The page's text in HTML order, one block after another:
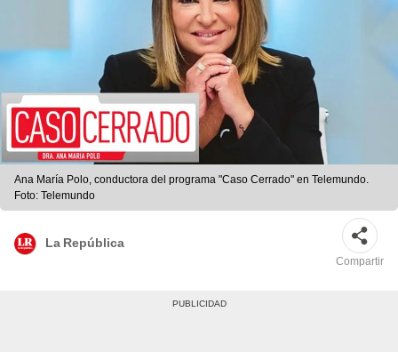
Ana María Polo, conductora del programa "Caso Cerrado" en Telemundo.
Foto: Telemundo
La República
Compartir